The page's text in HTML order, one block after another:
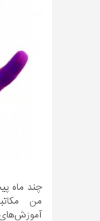
چند ماه
من